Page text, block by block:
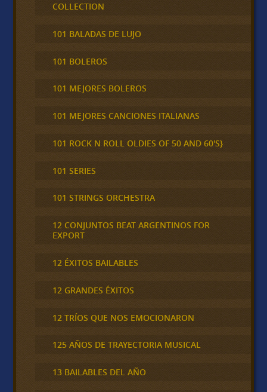
COLLECTION
101 BALADAS DE LUJO
101 BOLEROS
101 MEJORES BOLEROS
101 MEJORES CANCIONES ITALIANAS
101 ROCK N ROLL OLDIES OF 50 AND 60'S}
101 SERIES
101 STRINGS ORCHESTRA
12 CONJUNTOS BEAT ARGENTINOS FOR
EXPORT
12 ÉXITOS BAILABLES
12 GRANDES ÉXITOS
12 TRÍOS QUE NOS EMOCIONARON
125 AÑOS DE TRAYECTORIA MUSICAL
13 BAILABLES DEL AÑO